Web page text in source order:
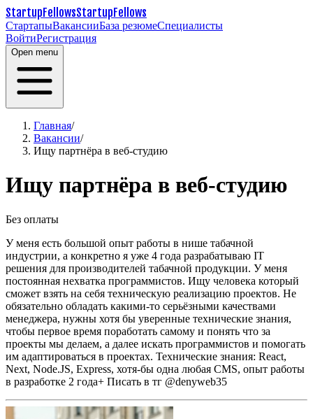
StartupFellowsStartupFellows
СтартапыВакансииБаза резюмеСпециалисты
ВойтиРегистрация
Open menu
Главная/
Вакансии/
Ищу партнёра в веб-студию
Ищу партнёра в веб-студию
Без оплаты
У меня есть большой опыт работы в нише табачной
индустрии, а конкретно я уже 4 года разрабатываю IT
решения для производителей табачной продукции. У меня
постоянная нехватка программистов. Ищу человека который
сможет взять на себя техническую реализацию проектов. Не
обязательно обладать какими-то серьёзными качествами
менеджера, нужны хотя бы уверенные технические знания,
чтобы первое время поработать самому и понять что за
проекты мы делаем, а далее искать программистов и помогать
им адаптироваться в проектах. Технические знания: React,
Next, Node.JS, Express, хотя-бы одна любая CMS, опыт работы
в разработке 2 года+ Писать в тг @denyweb35